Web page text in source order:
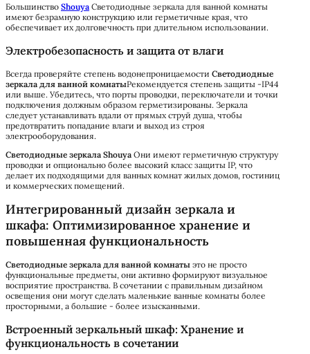
Большинство Shouya Светодиодные зеркала для ванной комнаты
имеют безрамную конструкцию или герметичные края, что
обеспечивает их долговечность при длительном использовании.
Электробезопасность и защита от влаги
Всегда проверяйте степень водонепроницаемости Светодиодные
зеркала для ванной комнатыРекомендуется степень защиты -IP44
или выше. Убедитесь, что порты проводки, переключатели и точки
подключения должным образом герметизированы. Зеркала
следует устанавливать вдали от прямых струй душа, чтобы
предотвратить попадание влаги и выход из строя
электрооборудования.
Светодиодные зеркала Shouya Они имеют герметичную структуру
проводки и опционально более высокий класс защиты IP, что
делает их подходящими для ванных комнат жилых домов, гостиниц
и коммерческих помещений.
Интегрированный дизайн зеркала и
шкафа: Оптимизированное хранение и
повышенная функциональность
Светодиодные зеркала для ванной комнаты это не просто
функциональные предметы, они активно формируют визуальное
восприятие пространства. В сочетании с правильным дизайном
освещения они могут сделать маленькие ванные комнаты более
просторными, а большие - более изысканными.
Встроенный зеркальный шкаф: Хранение и
функциональность в сочетании